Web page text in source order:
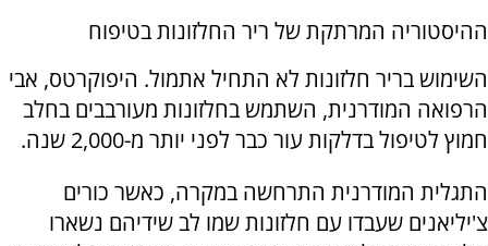
ההיסטוריה המרתקת של ריר החלזונות בטיפוח
השימוש בריר חלזונות לא התחיל אתמול. היפוקרטס, אבי
הרפואה המודרנית, השתמש בחלזונות מעורבבים בחלב
חמוץ לטיפול בדלקות עור כבר לפני יותר מ-2,000 שנה.
התגלית המודרנית התרחשה במקרה, כאשר כורים
צ'יליאנים שעבדו עם חלזונות שמו לב שידיהם נשארו